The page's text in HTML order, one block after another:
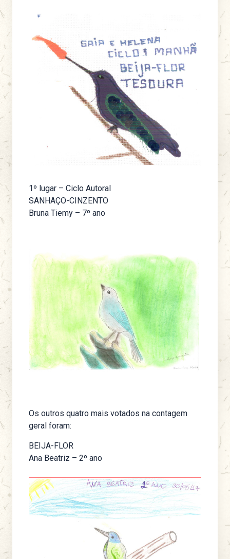
1º lugar – Ciclo Autoral
SANHAÇO-CINZENTO
Bruna Tiemy – 7º ano
Os outros quatro mais votados na contagem
geral foram:
BEIJA-FLOR
Ana Beatriz – 2º ano